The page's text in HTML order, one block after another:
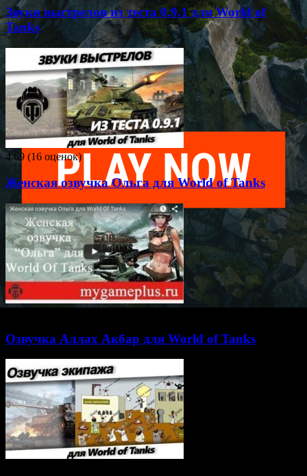
Звуки выстрелов из теста 0.9.1 для World of
Tanks
4.69 (16 оценок)
Женская озвучка Ольга для World of Tanks
Озвучка Аллах Акбар для World of Tanks